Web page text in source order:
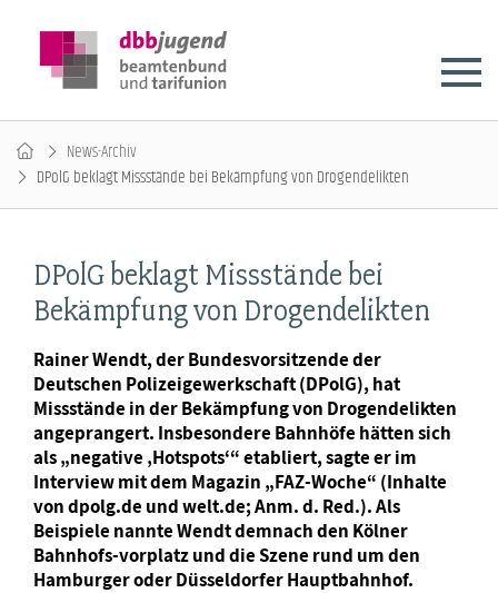
News-Archiv
DPolG beklagt Missstände bei Bekämpfung von Drogendelikten
DPolG beklagt Missstände bei
Bekämpfung von Drogendelikten
Rainer Wendt, der Bundesvorsitzende der
Deutschen Polizeigewerkschaft (DPolG), hat
Missstände in der Bekämpfung von Drogendelikten
angeprangert. Insbesondere Bahnhöfe hätten sich
als „negative ‚Hotspots‘“ etabliert, sagte er im
Interview mit dem Magazin „FAZ-Woche“ (Inhalte
von dpolg.de und welt.de; Anm. d. Red.). Als
Beispiele nannte Wendt demnach den Kölner
Bahnhofs-vorplatz und die Szene rund um den
Hamburger oder Düsseldorfer Hauptbahnhof.